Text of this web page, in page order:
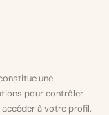
une
pour contrôler
à votre profil.